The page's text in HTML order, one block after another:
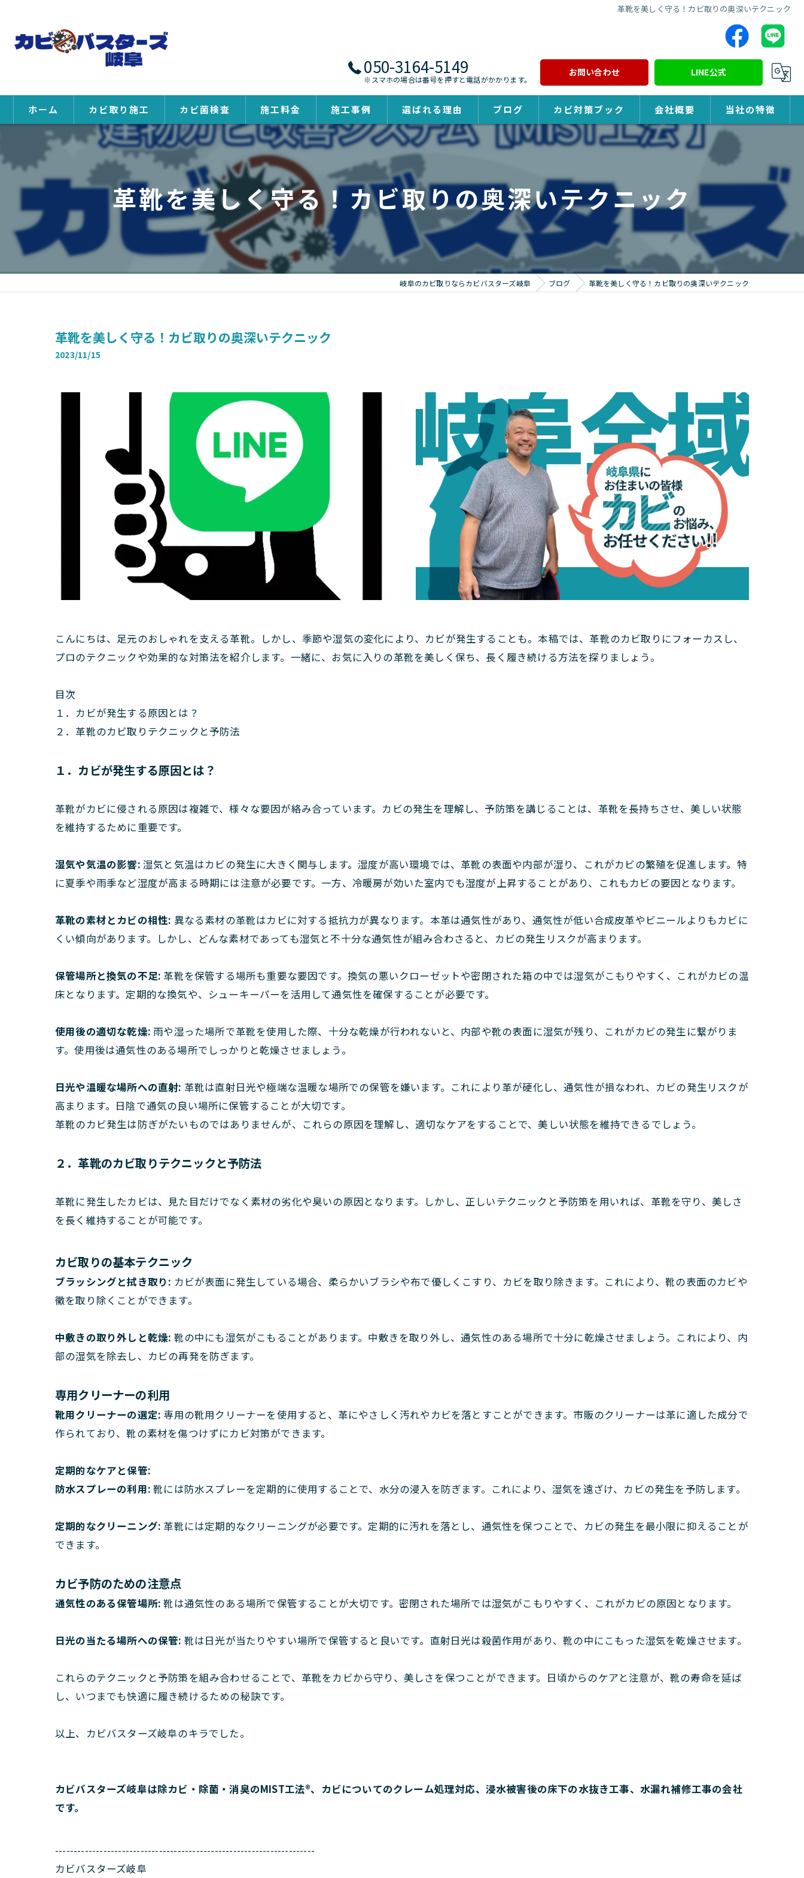
革靴を美しく守る！カビ取りの奥深いテクニック
050-3164-5149
※スマホの場合は番号を押すと電話がかかります。
お問い合わせ LINE公式
ホーム カビ取り施工 カビ菌検査 施工料金 施工事例 選ばれる理由 ブログ カビ対策ブック 会社概要 当社の特徴
防カビ
革靴を美しく守る！カビ取りの奥深いテクニック
岐阜のカビ取りならカビバスターズ岐阜 ブログ 革靴を美しく守る！カビ取りの奥深いテクニック
革靴を美しく守る！カビ取りの奥深いテクニック
2023/11/15
こんにちは、足元のおしゃれを支える革靴。しかし、季節や湿気の変化により、カビが発生することも。本稿では、革靴のカビ取りにフォーカスし、
プロのテクニックや効果的な対策法を紹介します。一緒に、お気に入りの革靴を美しく保ち、長く履き続ける方法を探りましょう。
目次
１．カビが発生する原因とは？
２．革靴のカビ取りテクニックと予防法
１．カビが発生する原因とは？
革靴がカビに侵される原因は複雑で、様々な要因が絡み合っています。カビの発生を理解し、予防策を講じることは、革靴を長持ちさせ、美しい状態
を維持するために重要です。
湿気や気温の影響: 湿気と気温はカビの発生に大きく関与します。湿度が高い環境では、革靴の表面や内部が湿り、これがカビの繁殖を促進します。特
に夏季や雨季など湿度が高まる時期には注意が必要です。一方、冷暖房が効いた室内でも湿度が上昇することがあり、これもカビの要因となります。
革靴の素材とカビの相性: 異なる素材の革靴はカビに対する抵抗力が異なります。本革は通気性があり、通気性が低い合成皮革やビニールよりもカビに
くい傾向があります。しかし、どんな素材であっても湿気と不十分な通気性が組み合わさると、カビの発生リスクが高まります。
保管場所と換気の不足: 革靴を保管する場所も重要な要因です。換気の悪いクローゼットや密閉された箱の中では湿気がこもりやすく、これがカビの温
床となります。定期的な換気や、シューキーパーを活用して通気性を確保することが必要です。
使用後の適切な乾燥: 雨や湿った場所で革靴を使用した際、十分な乾燥が行われないと、内部や靴の表面に湿気が残り、これがカビの発生に繋がりま
す。使用後は通気性のある場所でしっかりと乾燥させましょう。
日光や温暖な場所への直射: 革靴は直射日光や極端な温暖な場所での保管を嫌います。これにより革が硬化し、通気性が損なわれ、カビの発生リスクが
高まります。日陰で通気の良い場所に保管することが大切です。
革靴のカビ発生は防ぎがたいものではありませんが、これらの原因を理解し、適切なケアをすることで、美しい状態を維持できるでしょう。
２．革靴のカビ取りテクニックと予防法
革靴に発生したカビは、見た目だけでなく素材の劣化や臭いの原因となります。しかし、正しいテクニックと予防策を用いれば、革靴を守り、美しさ
を長く維持することが可能です。
カビ取りの基本テクニック
ブラッシングと拭き取り: カビが表面に発生している場合、柔らかいブラシや布で優しくこすり、カビを取り除きます。これにより、靴の表面のカビや
黴を取り除くことができます。
中敷きの取り外しと乾燥: 靴の中にも湿気がこもることがあります。中敷きを取り外し、通気性のある場所で十分に乾燥させましょう。これにより、内
部の湿気を除去し、カビの再発を防ぎます。
専用クリーナーの利用
靴用クリーナーの選定: 専用の靴用クリーナーを使用すると、革にやさしく汚れやカビを落とすことができます。市販のクリーナーは革に適した成分で
作られており、靴の素材を傷つけずにカビ対策ができます。
定期的なケアと保管:
防水スプレーの利用: 靴には防水スプレーを定期的に使用することで、水分の浸入を防ぎます。これにより、湿気を遠ざけ、カビの発生を予防します。
定期的なクリーニング: 革靴には定期的なクリーニングが必要です。定期的に汚れを落とし、通気性を保つことで、カビの発生を最小限に抑えることが
できます。
カビ予防のための注意点
通気性のある保管場所: 靴は通気性のある場所で保管することが大切です。密閉された場所では湿気がこもりやすく、これがカビの原因となります。
日光の当たる場所への保管: 靴は日光が当たりやすい場所で保管すると良いです。直射日光は殺菌作用があり、靴の中にこもった湿気を乾燥させます。
これらのテクニックと予防策を組み合わせることで、革靴をカビから守り、美しさを保つことができます。日頃からのケアと注意が、靴の寿命を延ば
し、いつまでも快適に履き続けるための秘訣です。
以上、カビバスターズ岐阜のキラでした。
カビバスターズ岐阜は除カビ・除菌・消臭のMIST工法®、カビについてのクレーム処理対応、浸水被害後の床下の水抜き工事、水漏れ補修工事の会社
です。
----------------------------------------------------------------------
カビバスターズ岐阜